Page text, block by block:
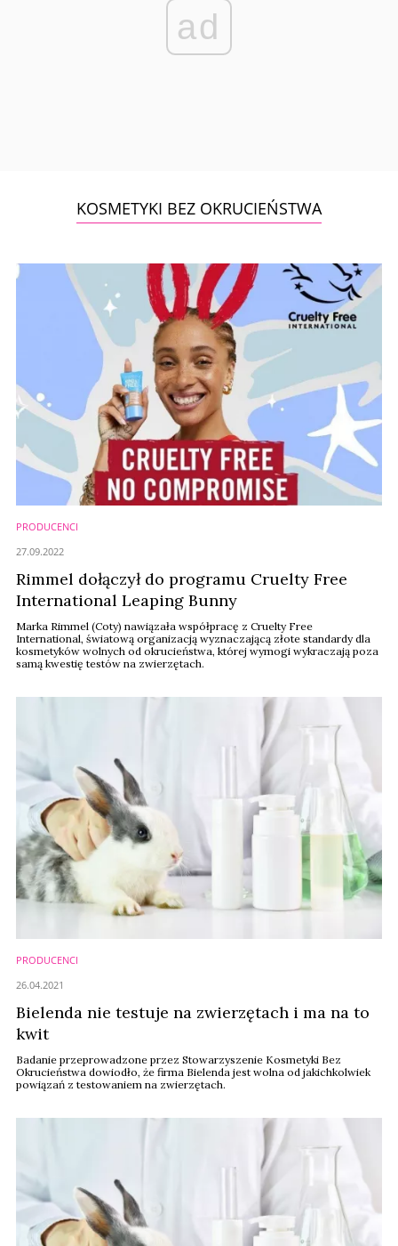
ad
KOSMETYKI BEZ OKRUCIEŃSTWA
PRODUCENCI
Rimmel dołączył do programu Cruelty Free
International Leaping Bunny
Marka Rimmel (Coty) nawiązała współpracę z Cruelty Free
International, światową organizacją wyznaczającą złote standardy dla
kosmetyków wolnych od okrucieństwa, której wymogi wykraczają poza
samą kwestię testów na zwierzętach.
27.09.2022
PRODUCENCI
Bielenda nie testuje na zwierzętach i ma na to
kwit
Badanie przeprowadzone przez Stowarzyszenie Kosmetyki Bez
Okrucieństwa dowiodło, że firma Bielenda jest wolna od jakichkolwiek
powiązań z testowaniem na zwierzętach.
26.04.2021